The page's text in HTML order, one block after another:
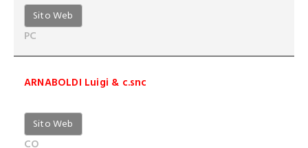
Sito Web
PC
ARNABOLDI Luigi & c.snc
Sito Web
CO